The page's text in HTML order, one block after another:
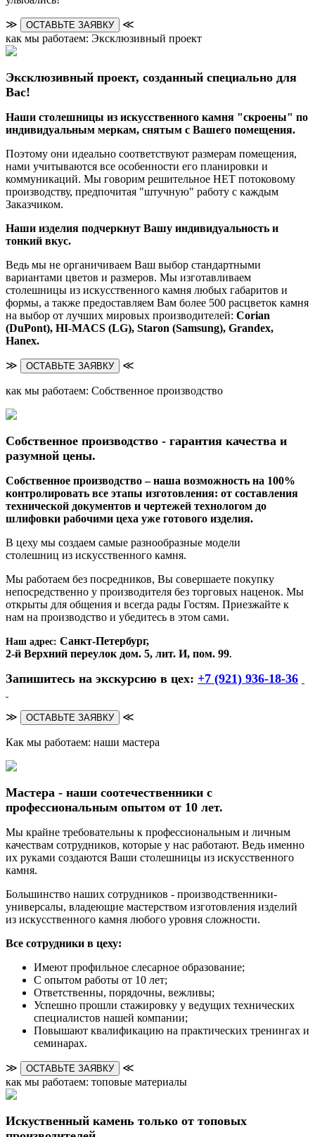
≫ ОСТАВЬТЕ ЗАЯВКУ
≪
как мы работаем: Эксклюзивный проект
Эксклюзивный проект, созданный специально для
Вас!
Наши столешницы из искусственного камня "скроены" по
индивидуальным меркам, снятым с Вашего помещения.
Поэтому они идеально соответствуют размерам помещения,
нами учитываются все особенности его планировки и
коммуникаций. Мы говорим решительное НЕТ потоковому
производству, предпочитая "штучную" работу с каждым
Заказчиком.
Наши изделия подчеркнут Вашу индивидуальность и
тонкий вкус.
Ведь мы не органичиваем Ваш выбор стандартными
вариантами цветов и размеров. Мы изготавливаем
столешницы из искусственного камня любых габаритов и
формы, а также предоставляем Вам более 500 расцветок камня
на выбор от лучших мировых производителей: Corian
(DuPont), HI-MACS (LG), Staron (Samsung), Grandex,
Hanex.
≫ ОСТАВЬТЕ ЗАЯВКУ ≪
как мы работаем: Собственное производство
Собственное производство - гарантия качества и
разумной цены.
Собственное производство – наша возможность на 100%
контролировать все этапы изготовления: от составления
технической документов и чертежей технологом до
шлифовки рабочими цеха уже готового изделия.
В цеху мы создаем самые разнообразные модели
столешниц из искусственного камня.
Мы работаем без посредников, Вы совершаете покупку
непосредственно у производителя без торговых наценок. Мы
открыты для общения и всегда рады Гостям. Приезжайте к
нам на производство и убедитесь в этом сами.
Наш адрес: Санкт-Петербург,
2-й Верхний переулок дом. 5, лит. И, пом. 99.
Запишитесь на экскурсию в цех: +7 (921) 936-18-36
≫ ОСТАВЬТЕ ЗАЯВКУ ≪
Как мы работаем: наши мастера
Мастера - наши соотечественники с
профессиональным опытом от 10 лет.
Мы крайне требовательны к профессиональным и личным
качествам сотрудников, которые у нас работают. Ведь именно
их руками создаются Ваши столешницы из искусственного
камня.
Большинство наших сотрудников - производственники-
универсалы, владеющие мастерством изготовления изделий
из искусственного камня любого уровня сложности.
Все сотрудники в цеху:
Имеют профильное слесарное образование;
С опытом работы от 10 лет;
Ответственны, порядочны, вежливы;
Успешно прошли стажировку у ведущих технических
специалистов нашей компании;
Повышают квалификацию на практических тренингах и
семинарах.
≫ ОСТАВЬТЕ ЗАЯВКУ
≪
как мы работаем: топовые материалы
Искуственный камень только от топовых